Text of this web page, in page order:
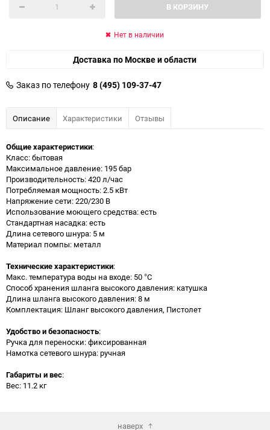
В КОРЗИНУ
Нет в наличии
Доставка по Москве и области
Заказ по телефону 8 (495) 109-37-47
Описание Характеристики Отзывы
Общие характеристики:
Класс: бытовая
Максимальное давление: 195 бар
Производительность: 420 л/час
Потребляемая мощность: 2.5 кВт
Напряжение сети: 220/230 В
Использование моющего средства: есть
Стандартная насадка: есть
Длина сетевого шнура: 5 м
Материал помпы: металл
Технические характеристики:
Макс. температура воды на входе: 50 °С
Способ хранения шланга высокого давления: катушка
Длина шланга высокого давления: 8 м
Комплектация: Шланг высокого давления, Пистолет
Удобство и безопасность:
Ручка для переноски: фиксированная
Намотка сетевого шнура: ручная
Габариты и вес:
Вес: 11.2 кг
наверх